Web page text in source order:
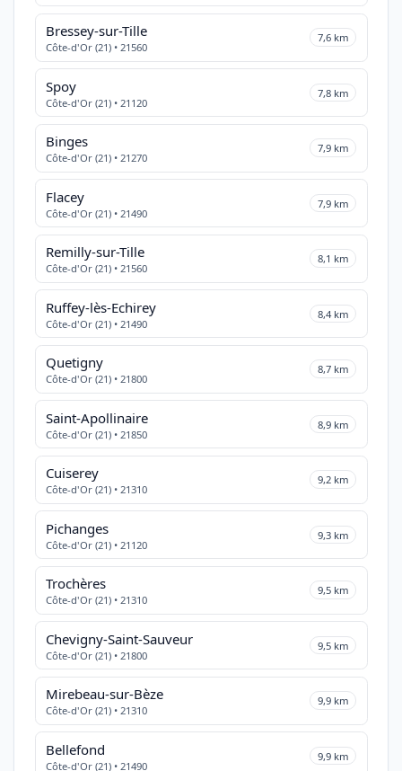
Bressey-sur-Tille
Côte-d'Or (21) • 21560
7,6 km
Spoy
Côte-d'Or (21) • 21120
7,8 km
Binges
Côte-d'Or (21) • 21270
7,9 km
Flacey
Côte-d'Or (21) • 21490
7,9 km
Remilly-sur-Tille
Côte-d'Or (21) • 21560
8,1 km
Ruffey-lès-Echirey
Côte-d'Or (21) • 21490
8,4 km
Quetigny
Côte-d'Or (21) • 21800
8,7 km
Saint-Apollinaire
Côte-d'Or (21) • 21850
8,9 km
Cuiserey
Côte-d'Or (21) • 21310
9,2 km
Pichanges
Côte-d'Or (21) • 21120
9,3 km
Trochères
Côte-d'Or (21) • 21310
9,5 km
Chevigny-Saint-Sauveur
Côte-d'Or (21) • 21800
9,5 km
Mirebeau-sur-Bèze
Côte-d'Or (21) • 21310
9,9 km
Bellefond
Côte-d'Or (21) • 21490
9,9 km